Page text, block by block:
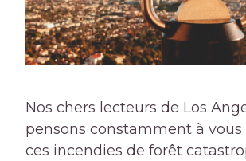
Nos chers lecteurs de Los
pensons constamment à
ces incendies de forêt